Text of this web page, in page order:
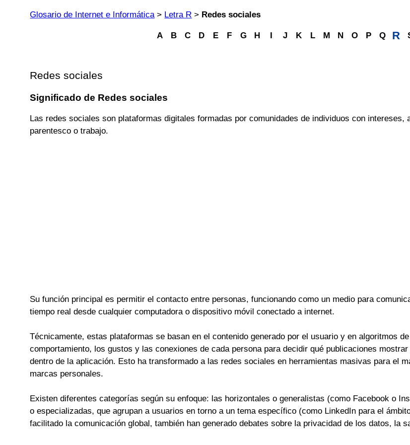
Glosario de Internet e Informática> Letra R > Redes sociales
A B C D E F G H I J K L M N O P Q R
Redes sociales
Significado de Redes sociales
Las redes sociales son plataformas digitales formadas por comunidades de individuos con
parentesco o trabajo.
Su función principal es permitir el contacto entre personas, funcionando como un medio para
tiempo real desde cualquier computadora o dispositivo móvil conectado a internet.
Técnicamente, estas plataformas se basan en el contenido generado por el usuario y en algoritmos
comportamiento, los gustos y las conexiones de cada persona para decidir qué publicaciones
dentro de la aplicación. Esto ha transformado a las redes sociales en herramientas masivas para el
marcas personales.
Existen diferentes categorías según su enfoque: las horizontales o generalistas (como Facebook o
o especializadas, que agrupan a usuarios en torno a un tema específico (como LinkedIn para el
facilitado la comunicación global, también han generado debates sobre la privacidad de los datos, la